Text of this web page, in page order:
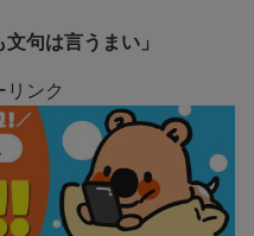
句は言うまい」
リンク